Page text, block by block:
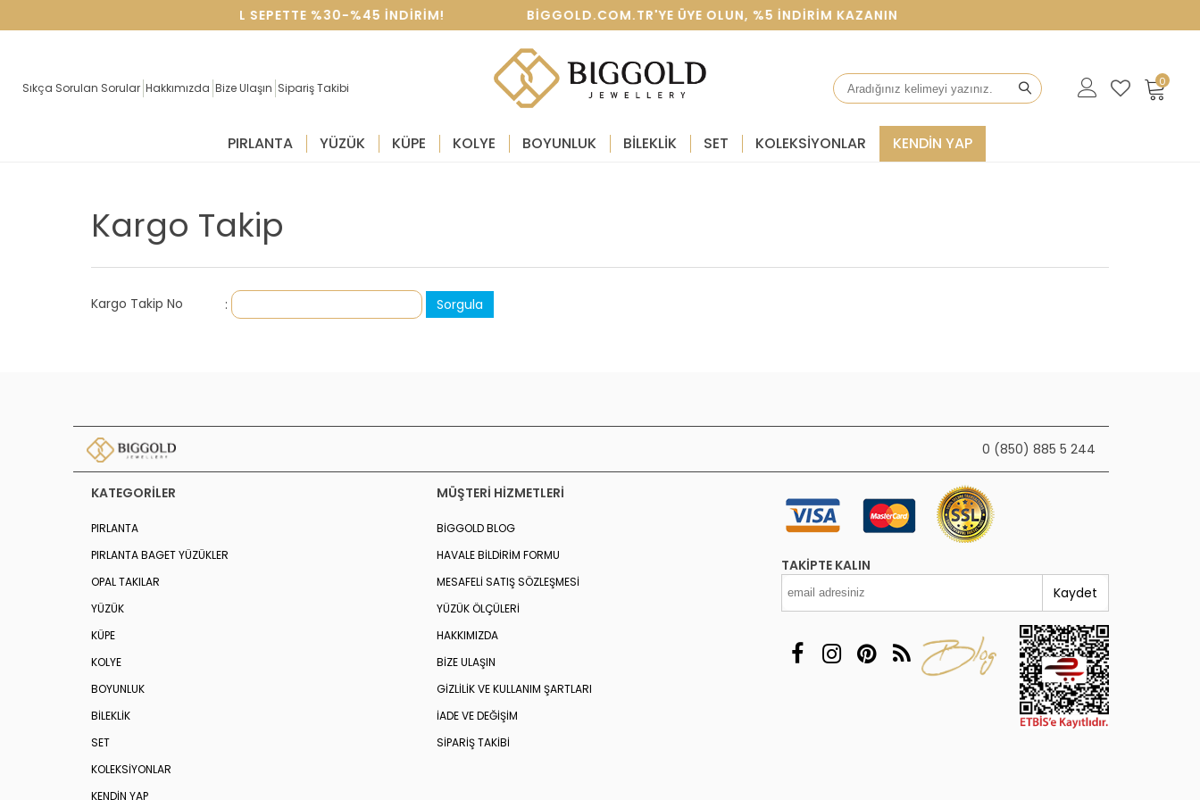
SEVGILILER GÜNÜNE ÖZEL SEPETTE %30-%45 INDIRIM! BIGGOLD.COM.TR'YE ÜYE OLUN, %5 INDIRIM KAZANIN
Sıkça Sorulan Sorular Hakkımızda Bize Ulaşın Sipariş Takibi 0
PIRLANTA YÜZÜK KÜPE KOLYE BOYUNLUK BİLEKLİK SET KOLEKSIYONLAR KENDİN YAP
Kargo Takip
Kargo Takip No :
0 (850) 885 5 244
KATEGORILER
PIRLANTA
PIRLANTA BAGET YÜZÜKLER
OPAL TAKILAR
YÜZÜK
KÜPE
KOLYE
BOYUNLUK
BİLEKLİK
SET
KOLEKSIYONLAR
KENDİN YAP
MÜŞTERI HIZMETLERI
BIGGOLD BLOG
HAVALE BILDIRIM FORMU
MESAFELI SATIŞ SÖZLEŞMESI
YÜZÜK ÖLÇÜLERI
HAKKIMIZDA
BIZE ULAŞIN
GIZLILIK VE KULLANIM ŞARTLARI
İADE VE DEĞIŞIM
SIPARIŞ TAKIBI
TAKIPTE KALIN
Kaydet